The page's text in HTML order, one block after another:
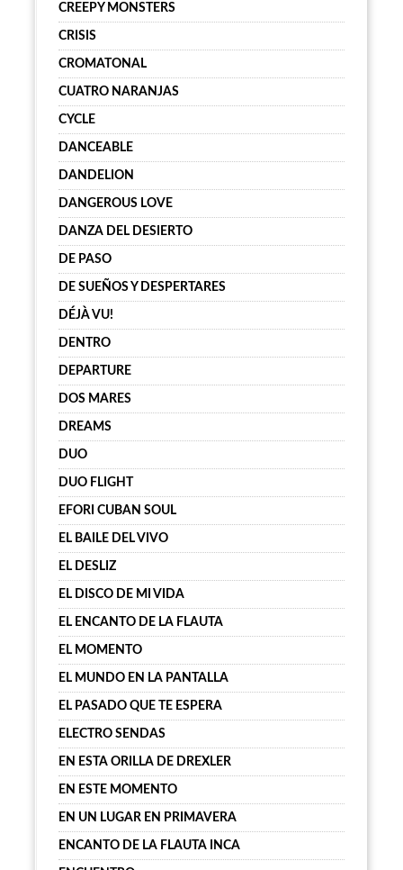
CREEPY MONSTERS
CRISIS
CROMATONAL
CUATRO NARANJAS
CYCLE
DANCEABLE
DANDELION
DANGEROUS LOVE
DANZA DEL DESIERTO
DE PASO
DE SUEÑOS Y DESPERTARES
DÉJÀ VU!
DENTRO
DEPARTURE
DOS MARES
DREAMS
DUO
DUO FLIGHT
EFORI CUBAN SOUL
EL BAILE DEL VIVO
EL DESLIZ
EL DISCO DE MI VIDA
EL ENCANTO DE LA FLAUTA
EL MOMENTO
EL MUNDO EN LA PANTALLA
EL PASADO QUE TE ESPERA
ELECTRO SENDAS
EN ESTA ORILLA DE DREXLER
EN ESTE MOMENTO
EN UN LUGAR EN PRIMAVERA
ENCANTO DE LA FLAUTA INCA